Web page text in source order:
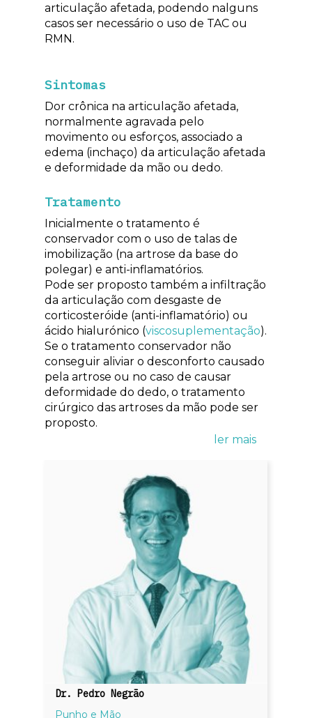
articulação afetada, podendo nalguns
casos ser necessário o uso de TAC ou
RMN.
Sintomas
Dor crônica na articulação afetada,
normalmente agravada pelo
movimento ou esforços, associado a
edema (inchaço) da articulação afetada
e deformidade da mão ou dedo.
Tratamento
Inicialmente o tratamento é
conservador com o uso de talas de
imobilização (na artrose da base do
polegar) e anti-inflamatórios.
Pode ser proposto também a infiltração
da articulação com desgaste de
corticosteróide (anti-inflamatório) ou
ácido hialurónico (viscosuplementação).
Se o tratamento conservador não
conseguir aliviar o desconforto causado
pela artrose ou no caso de causar
deformidade do dedo, o tratamento
cirúrgico das artroses da mão pode ser
proposto.
Dr. Pedro Negrão
Punho e Mão